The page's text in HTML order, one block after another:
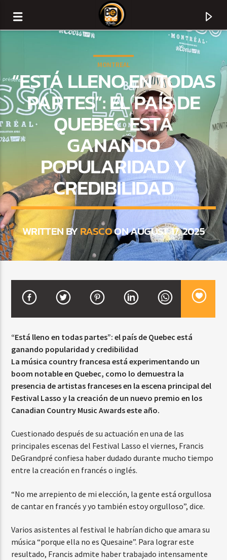
CURRENT TRACK
TITLE
ARTIST
FIESTA DJ MIX
9:00 PM 12:00 AM
Beone Radio
MONTREAL
“ESTÁ LLENO EN TODAS
PARTES”: EL PAÍS DE
QUEBEC ESTÁ
GANANDO
POPULARIDAD Y
CREDIBILIDAD
WRITTEN BYRASCOON AUGUST 17, 2025
“Está lleno en todas partes”: el país de Quebec está
ganando popularidad y credibilidad
La música country francesa está experimentando un
boom notable en Quebec, como lo demuestra la
presencia de artistas franceses en la escena principal del
Festival Lasso y la creación de un nuevo premio en los
Canadian Country Music Awards este año.
Cuestionado después de su actuación en una de las
principales escenas del Festival Lasso el viernes, Francis
DeGrandpré confiesa haber dudado durante mucho tiempo
entre la creación en francés o inglés.
“No me arrepiento de mi elección, la gente está orgullosa
de cantar en francés y yo también estoy orgulloso”, dice.
Varios asistentes al festival le habrían dicho que amara su
música “porque ella no es Quesaine”. Para lograr este
resultado, Francis admite haber trabajado intensamente